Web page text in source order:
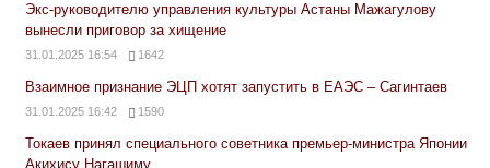
Экс-руководителю управления культуры Астаны Мажагулову
вынесли приговор за хищение
31.01.2025 16:54 1642
Взаимное признание ЭЦП хотят запустить в ЕАЭС – Сагинтаев
31.01.2025 16:42 1590
Токаев принял специального советника премьер-министра Японии
Акихису Нагашиму